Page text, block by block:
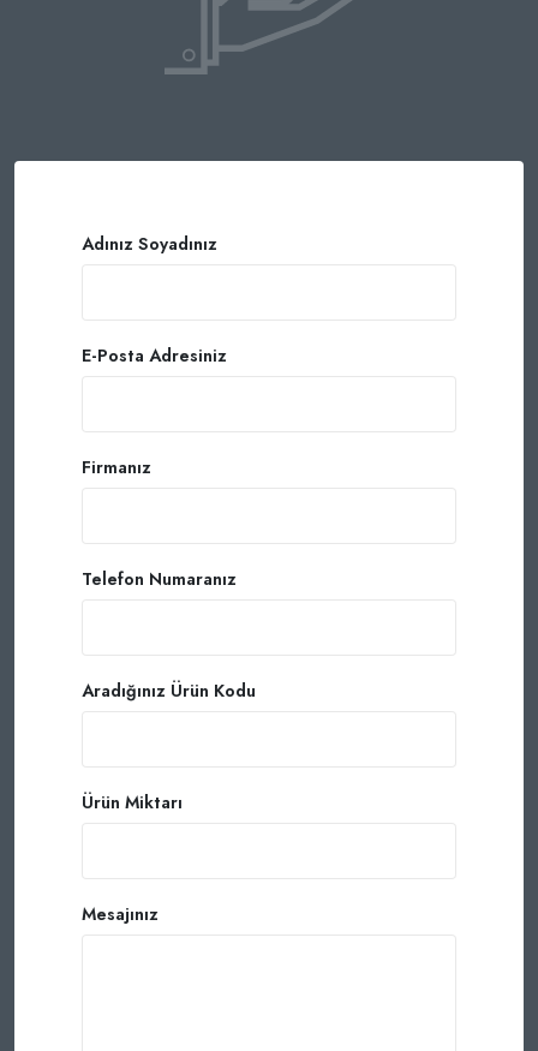
Adınız Soyadınız
E-Posta Adresiniz
Firmanız
Telefon Numaranız
Aradığınız Ürün Kodu
Ürün Miktarı
Mesajınız